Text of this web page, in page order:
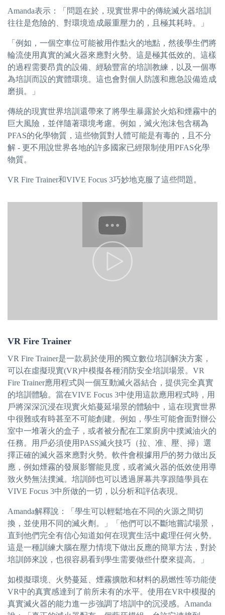
Amanda表示：「問題在於，現實世界中的傳統滅火器培訓
往往是危險的、對環境造成嚴重壓力的，且極其耗時。」
「例如，一個空車位可能被用作點火的地點，然後學生們將
輪流使用真實的滅火器來應對火勢。這是極其低效的。這樣
的過程需要昂貴的設備、經驗豐富的培訓教練，以及一個專
為培訓而設的實體環境。這也會對個人防護和應急設備造成
磨損。」
傳統的現實世界培訓還帶來了將學生暴露於火焰和煙霧中的
巨大風險，並伴隨著環境考慮。例如，滅火泡沫包含稱為
PFAS的化學物質，這些物質對人體可能是有毒的，且不分
解 - 更不用說世界各地的許多國家已經限制使用PFAS化學
物質。
VR Fire Trainer和VIVE Focus 3巧妙地克服了這些問題。
VR Fire Trainer
VR Fire Trainer是一款易於使用的獨立數位培訓解決方案，
可以在虛擬現實(VR)中模擬各種消防安全培訓場景。VR
Fire Trainer應用程式與一個互動滅火器結合，提供完全真實
的培訓體驗。當在VIVE Focus 3中使用這款應用程式時，用
戶將深深沉浸在現實火焰蔓延場景的體驗中，這在現實世界
中很難或有時甚至不可能創建。例如，學生可能會面對辦公
室中一堆著火的盒子，或者被分配在工業廚房中撲滅油火的
任務。用戶必須使用PASS滅火技巧（拉、准、壓、掃）選
擇正確的滅火器來應對火勢。軟件會根據用戶的努力做出反
應，例如煙霧的發展影響能見度，或者滅火器的低效使用導
致火勢無法撲滅。培訓師也可以透過屏幕共享跟隨學員在
VIVE Focus 3中所做的一切，以分析和評估表現。
Amanda解釋說：「學生可以輕鬆地在不同的火源之間切
換，並使用不同的滅火劑。」「他們可以不斷地嘗試場景，
直到他們完全有信心知道如何在現實生活中處理任何火勢。
這是一種訓練大腦在壓力情境下做出反應的簡單方法，對於
培訓師來說，也很容易看到學生需要做些什麼來提高。」
如模擬環境、火勢蔓延、煙霧擴散和材料的易燃性等功能使
VR中的真實感達到了前所未有的水平。使用在VR中模擬的
真實滅火器的能力進一步強調了培訓中的沉浸感。Amanda